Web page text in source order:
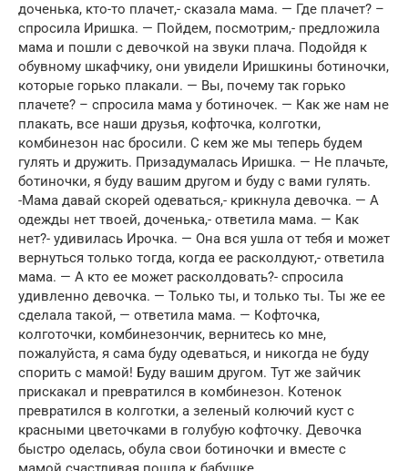
доченька, кто-то плачет,- сказала мама. — Где плачет? –
спросила Иришка. — Пойдем, посмотрим,- предложила
мама и пошли с девочкой на звуки плача. Подойдя к
обувному шкафчику, они увидели Иришкины ботиночки,
которые горько плакали. — Вы, почему так горько
плачете? – спросила мама у ботиночек. — Как же нам не
плакать, все наши друзья, кофточка, колготки,
комбинезон нас бросили. С кем же мы теперь будем
гулять и дружить. Призадумалась Иришка. — Не плачьте,
ботиночки, я буду вашим другом и буду с вами гулять.
-Мама давай скорей одеваться,- крикнула девочка. — А
одежды нет твоей, доченька,- ответила мама. — Как
нет?- удивилась Ирочка. — Она вся ушла от тебя и может
вернуться только тогда, когда ее расколдуют,- ответила
мама. — А кто ее может расколдовать?- спросила
удивленно девочка. — Только ты, и только ты. Ты же ее
сделала такой, — ответила мама. — Кофточка,
колготочки, комбинезончик, вернитесь ко мне,
пожалуйста, я сама буду одеваться, и никогда не буду
спорить с мамой! Буду вашим другом. Тут же зайчик
прискакал и превратился в комбинезон. Котенок
превратился в колготки, а зеленый колючий куст с
красными цветочками в голубую кофточку. Девочка
быстро оделась, обула свои ботиночки и вместе с